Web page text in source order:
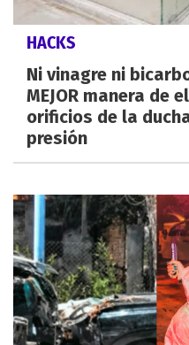
HACKS
Ni vinagre ni
MEJOR manera de
orificios de la
presión